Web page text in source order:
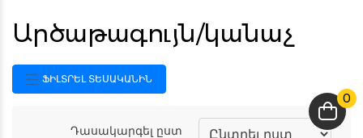
0
Արծաթագույն/կանաչ
ՖԻԼՏՐԵԼ ՏԵՍԱԿԱՆԻՆ
Դասակարգել ըստ